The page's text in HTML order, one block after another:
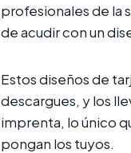
profesionales de la
de acudir con un
Estos diseños de
descargues, y los
imprenta, lo único
pongan los tuyos.